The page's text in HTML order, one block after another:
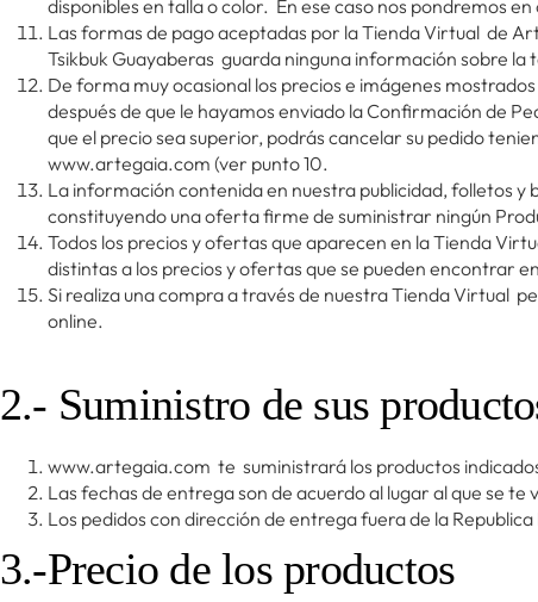
disponibles en talla o color. En ese caso nos pondremos
Las formas de pago aceptadas por la Tienda Virtual de
Tsikbuk Guayaberas guarda ninguna información sobre
De forma muy ocasional los precios e imágenes
después de que le hayamos enviado la Confirmación de
que el precio sea superior, podrás cancelar su pedido
www.artegaia.com (ver punto 10.
La información contenida en nuestra publicidad, folletos
constituyendo una oferta firme de suministrar ningún
Todos los precios y ofertas que aparecen en la Tienda
distintas a los precios y ofertas que se pueden encontrar
Si realiza una compra a través de nuestra Tienda Virtual
online.
2.- Suministro de sus
www.artegaia.com te suministrará los productos
Las fechas de entrega son de acuerdo al lugar al que se
Los pedidos con dirección de entrega fuera de la
3.-Precio de los productos